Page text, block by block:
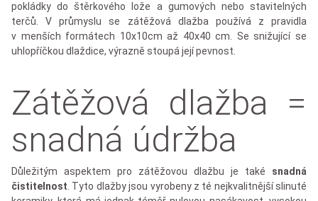
pokládky do štěrkového lože a gumových nebo stavitelných
terčů. V průmyslu se zátěžová dlažba používá z pravidla
v menších formátech 10x10cm až 40x40 cm. Se snižující se
uhlopříčkou dlaždice, výrazně stoupá její pevnost.
Zátěžová dlažba =
snadná údržba
Důležitým aspektem pro zátěžovou dlažbu je také snadná
čistitelnost . Tyto dlažby jsou vyrobeny z té nejkvalitnější slinuté